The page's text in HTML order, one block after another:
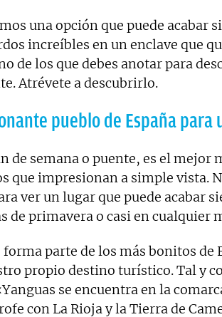
una opción que puede acabar
increíbles en un enclave que
de los que debes anotar para
Atrévete a descubrirlo.
pueblo de España para
de semana o puente, es el mejor
que impresionan a simple vista.
ver un lugar que puede acabar
de primavera o casi en cualquier
parte de los más bonitos de
propio destino turístico. Tal y
se encuentra en la
con La Rioja y la Tierra de